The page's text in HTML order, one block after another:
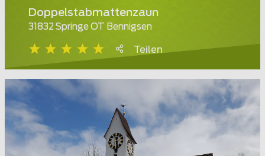
Doppelstabmattenzaun
31832 Springe OT Bennigsen
Teilen